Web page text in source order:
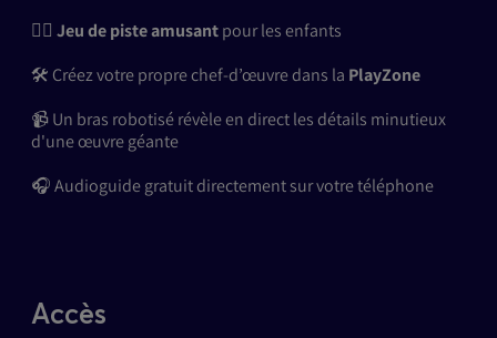
🕵️‍♀️ Jeu de piste amusantpour les enfants
🛠️ Créez votre propre chef-d’œuvre dans la PlayZone
📹 Un bras robotisé révèle en direct les détails minutieux
d'une œuvre géante
🎧 Audioguide gratuit directement sur votre téléphone
Accès